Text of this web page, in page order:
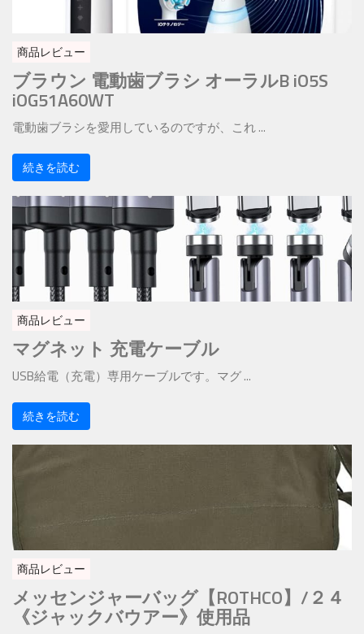
商品レビュー
ブラウン 電動歯ブラシ オーラルB iO5S
iOG51A60WT
電動歯ブラシを愛用しているのですが、これ ...
続きを読む
商品レビュー
マグネット 充電ケーブル
USB給電（充電）専用ケーブルです。マグ ...
続きを読む
商品レビュー
メッセンジャーバッグ【ROTHCO】/２４
《ジャックバウアー》使用品